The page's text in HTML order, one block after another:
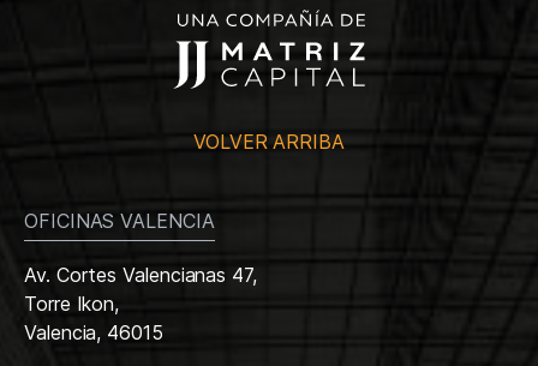
VOLVER ARRIBA
OFICINAS VALENCIA
Av. Cortes Valencianas 47,
Torre Ikon,
Valencia, 46015